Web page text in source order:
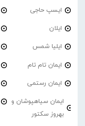
ایسپ حاجی
ایلان
ایلیا شمس
ایمان تام تام
ایمان رستمی
ایمان سیاهپوشان و
بهروز سکتور